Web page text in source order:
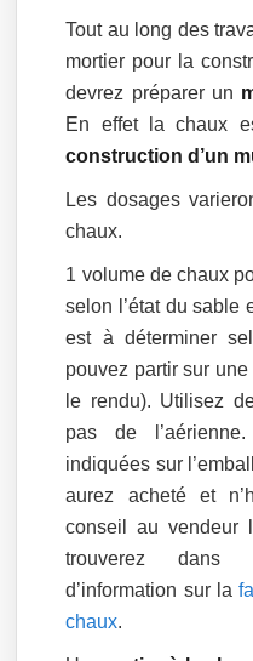
Tout au long des
mortier pour la
devrez préparer un
En effet la chaux
construction d’un
Les dosages
chaux.
1 volume de chaux
selon l’état du sable
est à déterminer
pouvez partir sur
le rendu). Utilisez
pas de
indiquées sur
aurez acheté et
conseil au vendeur
trouverez dans
d’information sur la
chaux.